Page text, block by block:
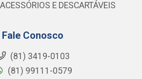
E DESCARTÁVEIS
Fale Conosco
(81) 3419-0103
(81) 99111-0579